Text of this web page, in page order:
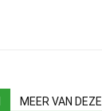
MEER VAN